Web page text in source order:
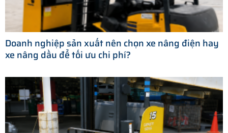
Doanh nghiệp sản xuất nên chọn xe nâng điện hay
xe nâng dầu để tối ưu chi phí?